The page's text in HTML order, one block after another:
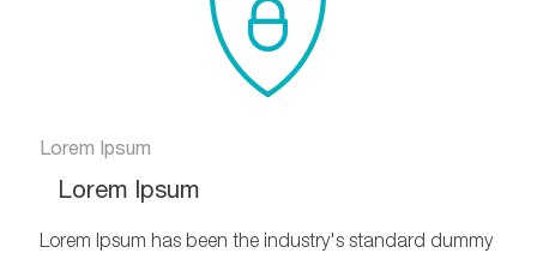
Lorem Ipsum
Lorem Ipsum
Lorem Ipsum has been the industry's standard dummy